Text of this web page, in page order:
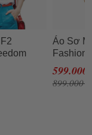
S-0820
Size S
Áo Sơ
Fashion
Linen
Nâu
599.000
899.000 đ